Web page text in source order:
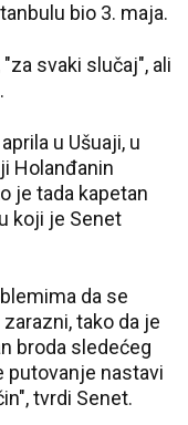
bio 3. maja.
svaki slučaj", ali
u Ušuaji, u
Holanđanin
je tada kapetan
koji je Senet
da se
tako da je
broda sledećeg
putovanje nastavi
tvrdi Senet.